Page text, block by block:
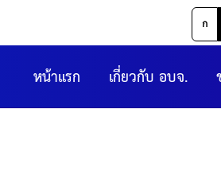
ก
เกี่ยวกับ อบจ.
หน้าแรก